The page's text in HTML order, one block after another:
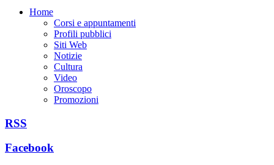
Home
Corsi e appuntamenti
Profili pubblici
Siti Web
Notizie
Cultura
Video
Oroscopo
Promozioni
RSS
Facebook